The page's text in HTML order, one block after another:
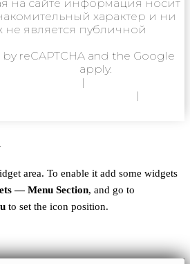
на сайте информация носит
характер и ни
не является публичной
reCAPTCHA and the Google
apply.
|
|
area. To enable it add some widgets
— Menu Section, and go to
to set the icon position.